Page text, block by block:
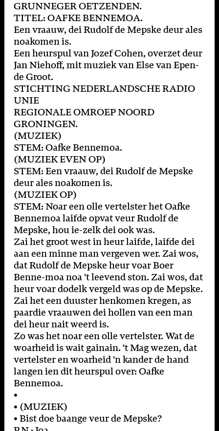
GRUNNEGER OETZENDEN.
TITEL: OAFKE BENNEMOA.
Een vraauw, dei Rudolf de Mepske deur ales
noakomen is.
Een heurspul van Jozef Cohen, overzet deur
Jan Niehoff, mit muziek van Else van Epen-
de Groot.
STICHTING NEDERLANDSCHE RADIO
UNIE
REGIONALE OMROEP NOORD
GRONINGEN.
(MUZIEK)
STEM: Oafke Bennemoa.
(MUZIEK EVEN OP)
STEM: Een vraauw, dei Rudolf de Mepske
deur ales noakomen is.
(MUZIEK OP)
STEM: Noar een olle vertelster het Oafke
Bennemoa laifde opvat veur Rudolf de
Mepske, hou ie-zelk dei ook was.
Zai het groot west in heur laifde, laifde dei
aan een minne man vergeven wer. Zai wos,
dat Rudolf de Mepske heur voar Boer
Benne-moa noa 't leevend ston. Zai wos, dat
heur voar dodelk vergeld was op de Mepske.
Zai het een duuster henkomen kregen, as
paardie vraauwen dei hollen van een man
dei heur nait weerd is.
Zo was het noar een olle vertelster. Wat de
woarheid is wait gainain. 't Mag wezen, dat
vertelster en woarheid 'n kander de hand
langen ien dit heurspul over: Oafke
Bennemoa.
•
• (MUZIEK)
• Bist doe baange veur de Mepske?